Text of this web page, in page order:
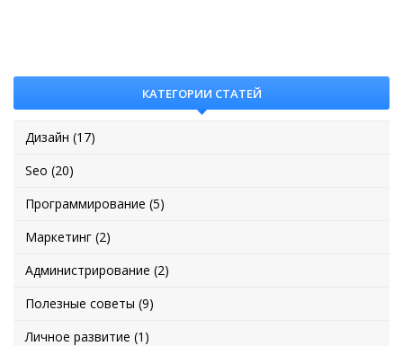
КАТЕГОРИИ СТАТЕЙ
Дизайн (17)
Seo (20)
Программирование (5)
Маркетинг (2)
Администрирование (2)
Полезные советы (9)
Личное развитие (1)